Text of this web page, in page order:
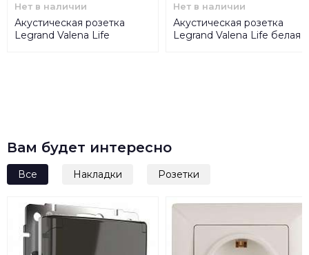
Нет в наличии
Акустическая розетка
Legrand Valena Life
Нет в наличии
Акустическая розетка
Legrand Valena Life белая
Вам будет интересно
Все Накладки Розетки